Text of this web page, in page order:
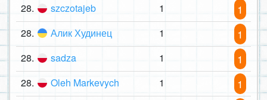
28. szczotajeb 1 1
28. Алик Худинец 1 1
28. sadza 1 1
28. Oleh Markevych 1 1